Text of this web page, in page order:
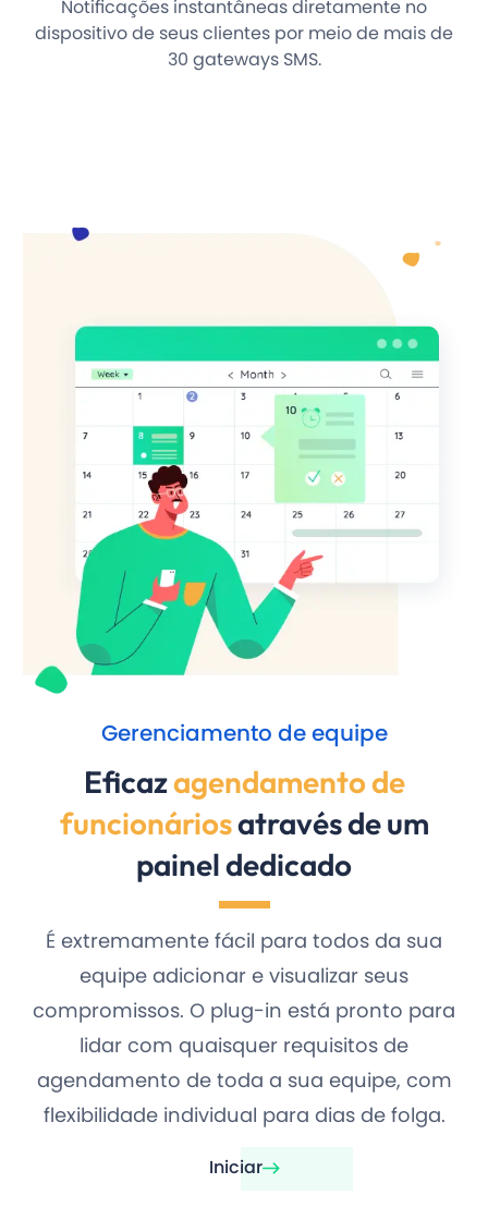
Notificações instantâneas diretamente no
dispositivo de seus clientes por meio de mais de
30 gateways SMS.
Gerenciamento de equipe
Eficazagendamento de
funcionáriosatravés de um
painel dedicado
É extremamente fácil para todos da sua
equipe adicionar e visualizar seus
compromissos. O plug-in está pronto para
lidar com quaisquer requisitos de
agendamento de toda a sua equipe, com
flexibilidade individual para dias de folga.
Iniciar